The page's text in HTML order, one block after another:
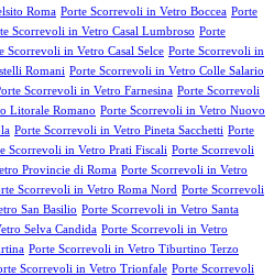
Roma Porte Scorrevoli in Vetro Boccea Porte
Scorrevoli in Vetro Casal Lumbroso Porte
Scorrevoli in Vetro Casal Selce Porte Scorrevoli in
Romani Porte Scorrevoli in Vetro Colle Salario
Scorrevoli in Vetro Farnesina Porte Scorrevoli
Litorale Romano Porte Scorrevoli in Vetro Nuovo
Porte Scorrevoli in Vetro Pineta Sacchetti Porte
Scorrevoli in Vetro Prati Fiscali Porte Scorrevoli
Provincie di Roma Porte Scorrevoli in Vetro
Scorrevoli in Vetro Roma Nord Porte Scorrevoli
San Basilio Porte Scorrevoli in Vetro Santa
Selva Candida Porte Scorrevoli in Vetro
Porte Scorrevoli in Vetro Tiburtino Terzo
Scorrevoli in Vetro Trionfale Porte Scorrevoli